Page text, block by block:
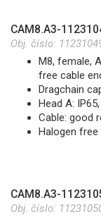
CAM8.A3-
Obj. číslo:
M8, female,
free cable
Dragchain
Head A:
Cable: good
Halogen free
CAM8.A3-
Obj. číslo: